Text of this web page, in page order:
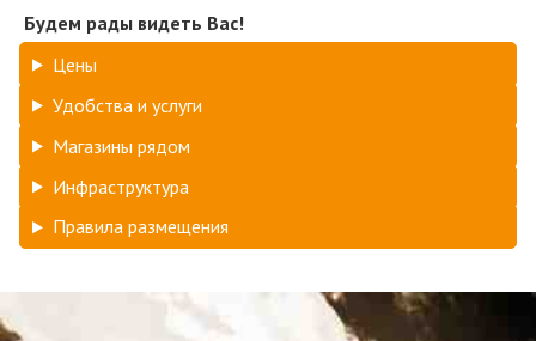
Будем рады видеть Вас!
Цены
Удобства и услуги
Магазины рядом
Инфраструктура
Правила размещения